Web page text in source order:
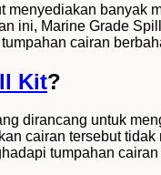
menyediakan banyak
ini, Marine Grade
cairan
Kit?
dirancang untuk
cairan tersebut
tumpahan